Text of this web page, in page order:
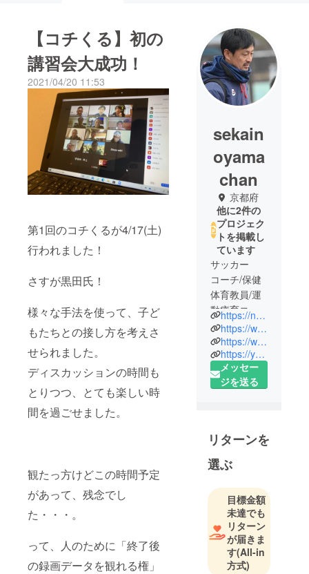
【コチくる】初の
講習会大成功！
2021/04/20 11:53
第1回のコチくるが4/17(土)
行われました！
さすが黒田氏！
様々な手法を使って、子ど
もたちとの接し方を考えさ
せられました。
ディスカッションの時間も
とりつつ、とても楽しい時
間を過ごせました。
観たっ方けどこの時間予定
があって、残念でし
た・・・。
って、人のために「終了後
の録画データを観れる権」
sekain
oyama
chan
京都府
他に2件の
プロジェク
トを掲載し
ています
サッカー
コーチ/保健
体育教員/運
動療育コー
チ/幼児サッ
カー・体操
コーチ/探求
型学び講師
色んな仕事
く幸せ者で
す！
海外に住
目標を掲げ
て、今を楽
しみます。
https://note.com/sekainoyamachan
https://www.instagram.com/sekainoyamachan77/
https://www.facebook.com/haosis1
https://youtube.com/channel/UCoP2GqDoYHCszAV0c3qt6PQ
メッセー
ジを送る
リターンを
選ぶ
目標金額
未達でも
リターン
が届きま
す(All-in
方式)